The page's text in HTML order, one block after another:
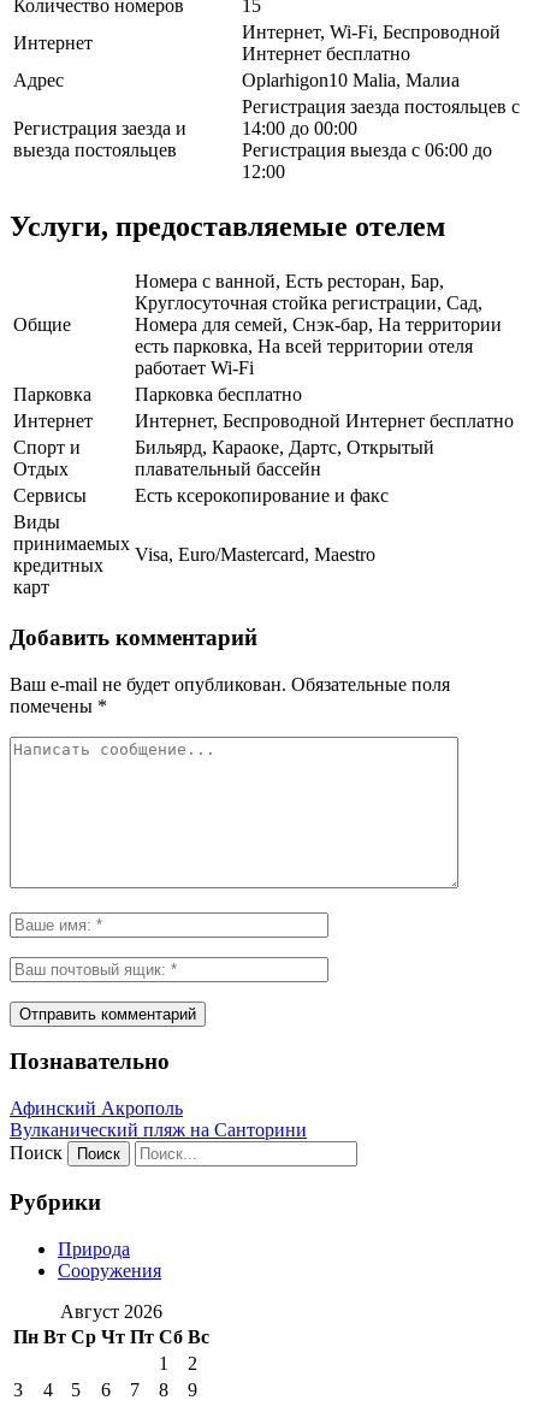
Количество номеров
15
Интернет
Интернет, Wi-Fi, Беспроводной
Интернет бесплатно
Адрес
Oplarhigon10 Malia, Малиа
Регистрация заезда и
выезда постояльцев
Регистрация заезда постояльцев с
14:00 до 00:00
Регистрация выезда с 06:00 до
12:00
Услуги, предоставляемые отелем
Общие
Номера с ванной, Есть ресторан, Бар,
Круглосуточная стойка регистрации, Сад,
Номера для семей, Снэк-бар, На территории
есть парковка, На всей территории отеля
работает Wi-Fi
Парковка
Парковка бесплатно
Интернет
Интернет, Беспроводной Интернет бесплатно
Спорт и
Отдых
Бильярд, Караоке, Дартс, Открытый
плавательный бассейн
Сервисы
Есть ксерокопирование и факс
Виды
принимаемых
кредитных
карт
Visa, Euro/Mastercard, Maestro
Добавить комментарий
Ваш e-mail не будет опубликован. Обязательные поля
помечены *
Познавательно
Афинский Акрополь
Вулканический пляж на Санторини
Поиск
Рубрики
Природа
Сооружения
Август 2026
Пн Вт Ср Чт Пт Сб Вс
1
2
3
4 5 6 7 8
9